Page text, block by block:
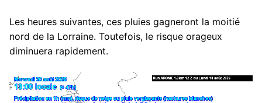
Les heures suivantes, ces pluies gagneront la moitié
nord de la Lorraine. Toutefois, le risque orageux
diminuera rapidement.